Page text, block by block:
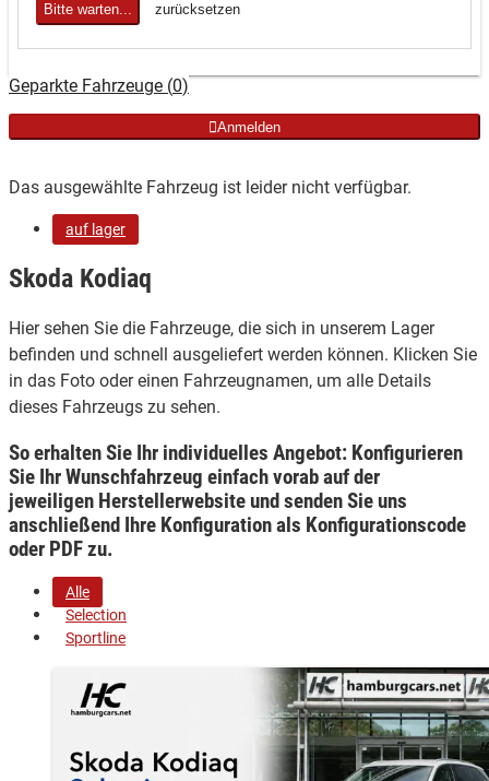
Das ausgewählte Fahrzeug ist leider nicht verfügbar.
auf lager
Skoda Kodiaq
Hier sehen Sie die Fahrzeuge, die sich in unserem Lager
befinden und schnell ausgeliefert werden können. Klicken Sie
in das Foto oder einen Fahrzeugnamen, um alle Details
dieses Fahrzeugs zu sehen.
So erhalten Sie Ihr individuelles Angebot: Konfigurieren
Sie Ihr Wunschfahrzeug einfach vorab auf der
jeweiligen Herstellerwebsite und senden Sie uns
anschließend Ihre Konfigurationals Konfigurationscode
oder PDFzu.
Alle
Selection
Sportline
Bitte warten... zurücksetzen
Geparkte Fahrzeuge (0)
Anmelden